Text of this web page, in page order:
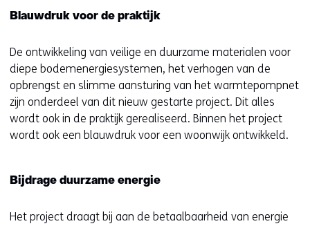
Blauwdruk voor de praktijk
De ontwikkeling van veilige en duurzame materialen voor
diepe bodemenergiesystemen, het verhogen van de
opbrengst en slimme aansturing van het warmtepompnet
zijn onderdeel van dit nieuw gestarte project. Dit alles
wordt ook in de praktijk gerealiseerd. Binnen het project
wordt ook een blauwdruk voor een woonwijk ontwikkeld.
Bijdrage duurzame energie
Het project draagt bij aan de betaalbaarheid van energie